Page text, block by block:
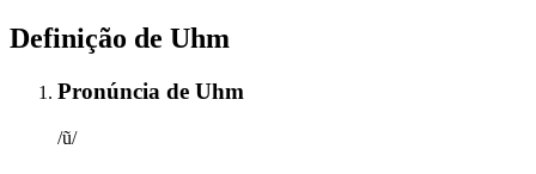
Definição de Uhm
Pronúncia de Uhm
/ũ/